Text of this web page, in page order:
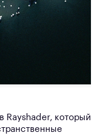
Rayshader, который